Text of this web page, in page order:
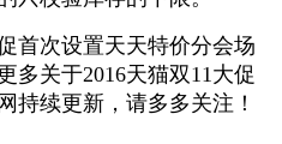
次设置天天特价分会场
多关于2016天猫双11大促
持续更新，请多多关注！